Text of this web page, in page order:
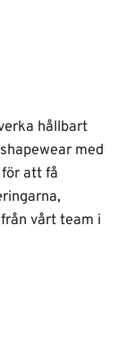
hållbart
med
att få
vårt team i